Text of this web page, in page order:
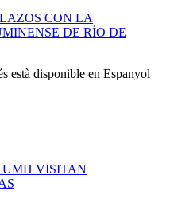
CON LA
DE RÍO DE
està disponible en Espanyol
UMH VISITAN